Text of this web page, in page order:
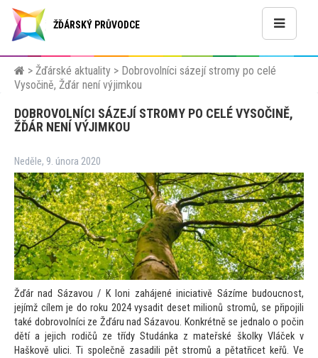
ŽĎÁRSKÝ PRŮVODCE
> Žďárské aktuality > Dobrovolníci sázejí stromy po celé
Vysočině, Žďár není výjimkou
DOBROVOLNÍCI SÁZEJÍ STROMY PO CELÉ VYSOČINĚ,
ŽĎÁR NENÍ VÝJIMKOU
Neděle, 9. února 2020
Žďár nad Sázavou / K loni zahájené iniciativě Sázíme budoucnost,
jejímž cílem je do roku 2024 vysadit deset milionů stromů, se připojili
také dobrovolníci ze Žďáru nad Sázavou. Konkrétně se jednalo o počin
dětí a jejich rodičů ze třídy Studánka z mateřské školky Vláček v
Haškově ulici. Ti společně zasadili pět stromů a pětatřicet keřů. Ve